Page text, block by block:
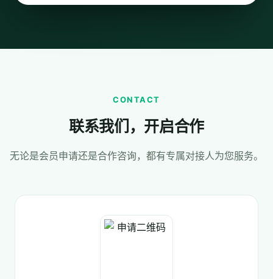
CONTACT
联系我们，开启合作
无论是会员申请还是合作咨询，都有专属对接人为您服务。